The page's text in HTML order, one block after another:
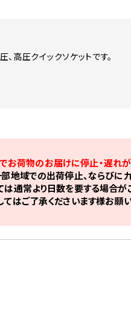
高圧クイックソケットです。
お荷物のお届けに停止・遅れが
地域での出荷停止、ならびに
は通常より日数を要する場合が
てはご了承くださいます様お願